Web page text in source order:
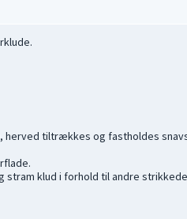
herved tiltrækkes og fastholdes
klud i forhold til andre